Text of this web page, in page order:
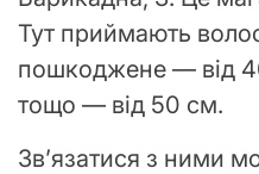
Тут приймають
пошкоджене — від
тощо — від 50 см.
Зв’язатися з ними